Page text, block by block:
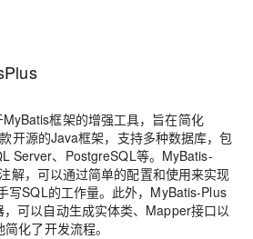
框架的增强工具，旨在简化
开源的Java框架，支持多种数据库，包
Server、PostgreSQL等。MyBatis-
解，可以通过简单的配置和使用来实现
写SQL的工作量。此外，MyBatis-Plus
可以自动生成实体类、Mapper接口以
化了开发流程。